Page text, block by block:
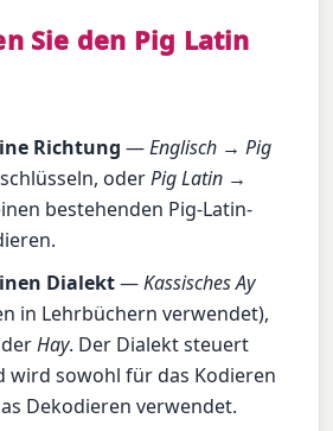
Sie den Pig Latin
Richtung —Englisch → Pig
oderPig Latin →
bestehenden Pig-Latin-
Dialekt—Kassisches Ay
in Lehrbüchern verwendet),
Hay. Der Dialekt steuert
wird sowohl für das Kodieren
Dekodieren verwendet.